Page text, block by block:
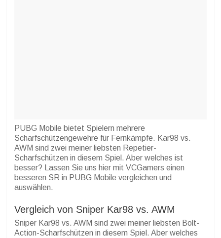
PUBG Mobile bietet Spielern mehrere
Scharfschützengewehre für Fernkämpfe. Kar98 vs.
AWM sind zwei meiner liebsten Repetier-
Scharfschützen in diesem Spiel. Aber welches ist
besser? Lassen Sie uns hier mit VCGamers einen
besseren SR in PUBG Mobile vergleichen und
auswählen.
Vergleich von Sniper Kar98 vs. AWM
Sniper Kar98 vs. AWM sind zwei meiner liebsten Bolt-
Action-Scharfschützen in diesem Spiel. Aber welches